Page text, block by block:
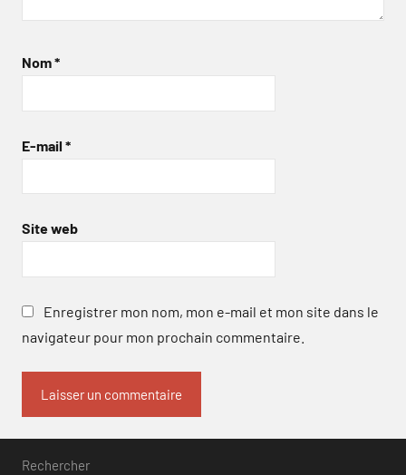
Nom*
E-mail *
Site web
Enregistrer mon nom, mon e-mail et mon site dans le
navigateur pour mon prochain commentaire.
Rechercher